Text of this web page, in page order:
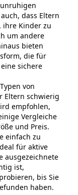
dass Eltern
ihre Kinder zu
um andere
bieten
die für
sichere
von
Eltern schwierig
empfohlen,
Vergleiche
und Preis.
einfach zu
für aktive
ausgezeichnete
ist,
bis Sie
haben.